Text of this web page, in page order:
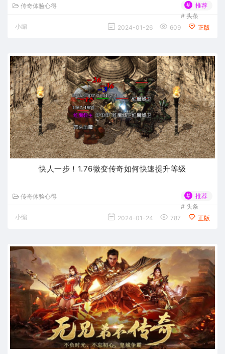
传奇体验心得 #
推荐
# 头条
小编
2024-01-26 609 正版
快人一步！1.76微变传奇如何快速提升等级
传奇体验心得 #
推荐
# 头条
小编
2024-01-24 787 正版